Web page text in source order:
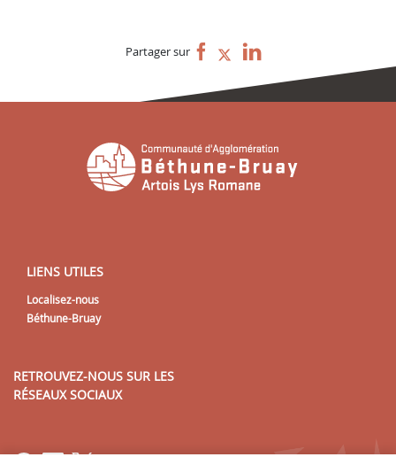
Partager sur
LIENS UTILES
Localisez-nous
Béthune-Bruay
RETROUVEZ-NOUS SUR LES
RÉSEAUX SOCIAUX